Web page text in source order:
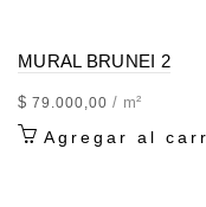
MURAL BRUNEI 2
$ 79.000,00 / m²
Agregar al